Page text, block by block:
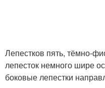
Лепестков пять, тёмно-
лепесток немного шире
боковые лепестки